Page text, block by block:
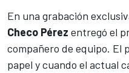
En una grabación
Checo Pérez entregó el
compañero de equipo. El
papel y cuando el actual